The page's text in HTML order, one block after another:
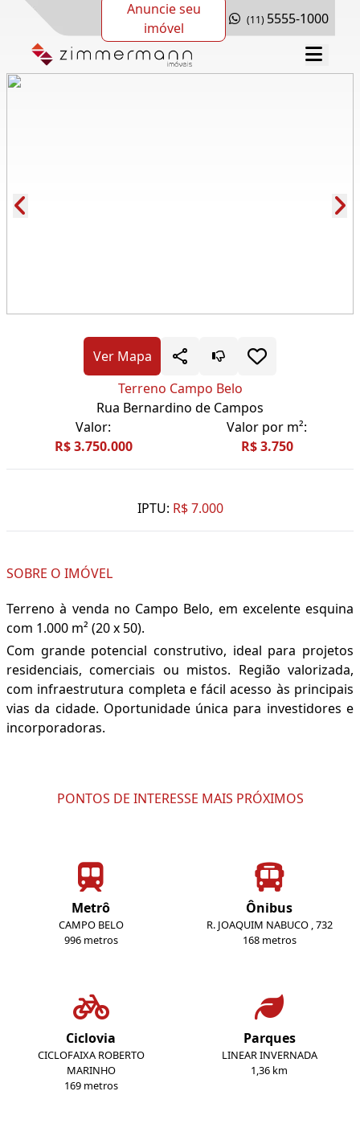
Anuncie seu
imóvel
(11) 5555-1000
Ver Mapa
Terreno Campo Belo
Rua Bernardino de Campos
Valor:
R$ 3.750.000
Valor por m²:
R$ 3.750
IPTU: R$ 7.000
SOBRE O IMÓVEL
Terreno à venda no Campo Belo, em excelente esquina
com 1.000 m² (20 x 50).
Com grande potencial construtivo, ideal para projetos
residenciais, comerciais ou mistos. Região valorizada,
com infraestrutura completa e fácil acesso às principais
vias da cidade. Oportunidade única para investidores e
incorporadoras.
PONTOS DE INTERESSE MAIS PRÓXIMOS
Metrô
CAMPO BELO
996 metros
Ônibus
R. JOAQUIM NABUCO , 732
168 metros
Ciclovia
CICLOFAIXA ROBERTO
MARINHO
169 metros
Parques
LINEAR INVERNADA
1,36 km